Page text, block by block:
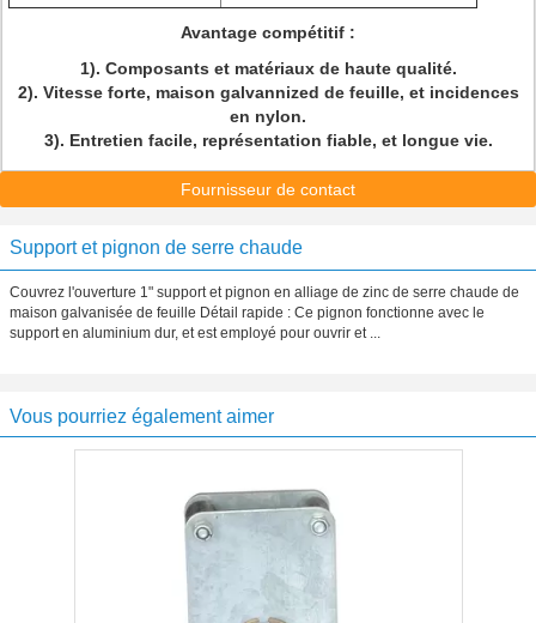
Avantage compétitif :
1). Composants et matériaux de haute qualité.
2). Vitesse forte, maison galvannized de feuille, et incidences
en nylon.
3). Entretien facile, représentation fiable, et longue vie.
Fournisseur de contact
Support et pignon de serre chaude
Couvrez l'ouverture 1" support et pignon en alliage de zinc de serre chaude de
maison galvanisée de feuille Détail rapide : Ce pignon fonctionne avec le
support en aluminium dur, et est employé pour ouvrir et ...
Vous pourriez également aimer